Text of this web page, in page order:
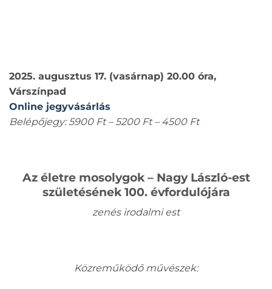
2025. augusztus 17. (vasárnap) 20.00 óra,
Várszínpad
Online jegyvásárlás
Belépőjegy: 5900 Ft – 5200 Ft – 4500 Ft
Az életre mosolygok – Nagy László-est
születésének 100. évfordulójára
zenés irodalmi est
Közreműködő művészek: